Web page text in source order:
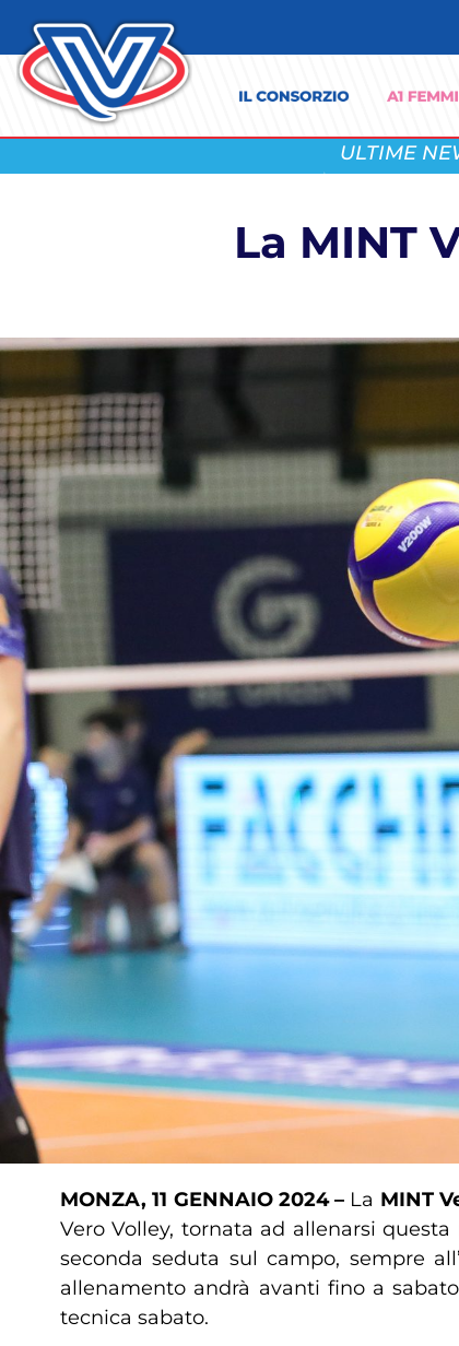
ULTIME
La MINT
MONZA, 11 GENNAIO 2024 – La MINT
Vero Volley, tornata ad allenarsi
seconda seduta sul campo, sempre
allenamento andrà avanti fino a
tecnica sabato.